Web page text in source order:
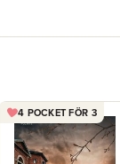
4 POCKET FÖR 3